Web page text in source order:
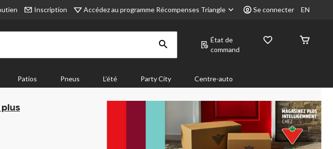
Inscription Accédez au programme Récompenses Triangle Se connecter EN
État de
command
Patios Pneus L’été Party City Centre-auto
plus